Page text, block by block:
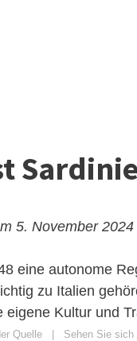
5. November 2024
eine autonome
zu Italien
eigene Kultur und
Quelle Sehen Sie